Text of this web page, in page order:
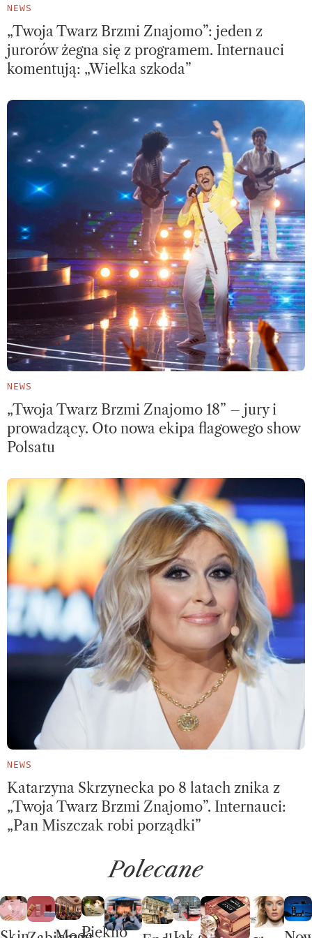
NEWS
„Twoja Twarz Brzmi Znajomo”: jeden z
jurorów żegna się z programem. Internauci
komentują: „Wielka szkoda”
NEWS
„Twoja Twarz Brzmi Znajomo 18” – jury i
prowadzący. Oto nowa ekipa flagowego show
Polsatu
NEWS
Katarzyna Skrzynecka po 8 latach znika z
„Twoja Twarz Brzmi Znajomo”. Internauci:
„Pan Miszczak robi porządki”
Polecane
Piękno